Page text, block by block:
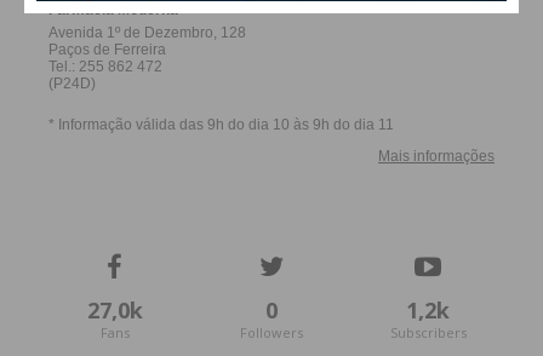
27,0k
Fans
0
Followers
1,2k
Subscribers